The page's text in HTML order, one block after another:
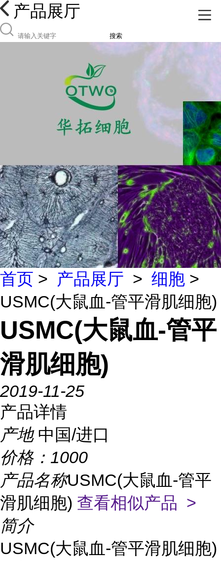
产品展厅
搜索
首页 > 产品展厅 > 细胞 >
USMC(大鼠血-管平滑肌细胞)
USMC(大鼠血-管平
滑肌细胞)
2019-11-25
产品详情
产地 中国/进口
价格： 1000
产品名称USMC(大鼠血-管平
滑肌细胞) 查看相似产品 >
简介
USMC(大鼠血-管平滑肌细胞)